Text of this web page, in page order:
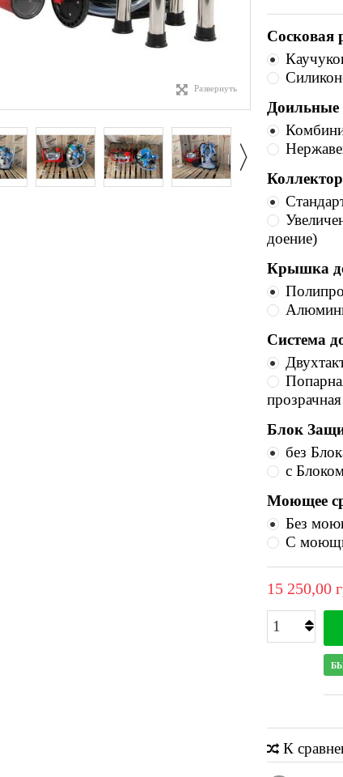
Развернуть
Сосковая
Доильные
доение)
Крышка
Система
прозрачная
Блок
без
с
Моющее
Без
С
15 250,00
К